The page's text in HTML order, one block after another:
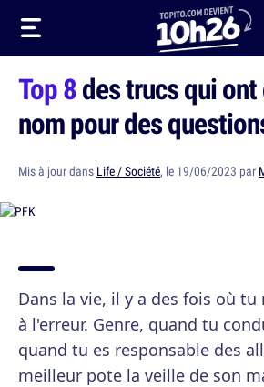
Top 8des trucs qui
nom pour des
Mis à jour dans Life / Société, le 19/06/2023 par
Dans la vie, il y a des fois où tu
à l'erreur. Genre, quand tu
quand tu es responsable des
meilleur pote la veille de son